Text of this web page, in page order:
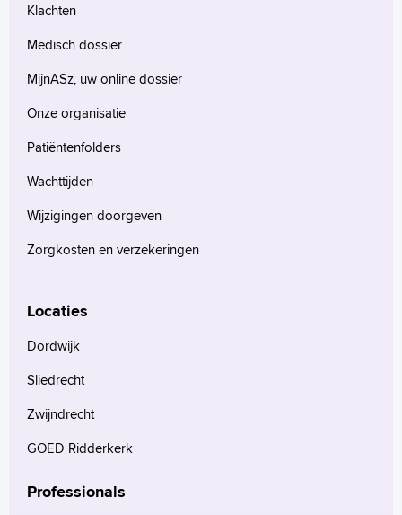
Klachten
Medisch dossier
MijnASz, uw online dossier
Onze organisatie
Patiëntenfolders
Wachttijden
Wijzigingen doorgeven
Zorgkosten en verzekeringen
Locaties
Dordwijk
Sliedrecht
Zwijndrecht
GOED Ridderkerk
Professionals